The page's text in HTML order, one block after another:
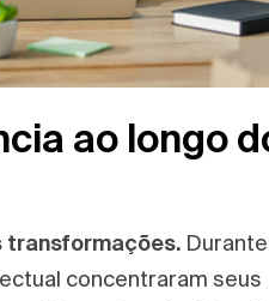
ao longo
transformações. Durante
concentraram seus